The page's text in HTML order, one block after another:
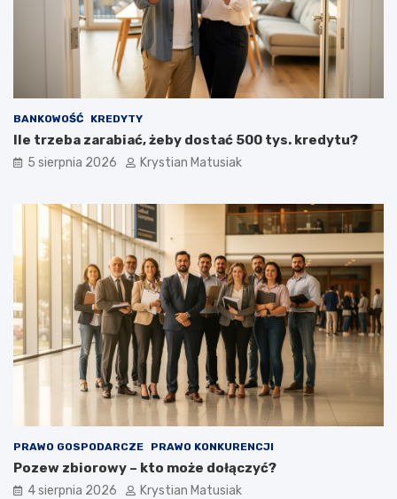
BANKOWOŚĆ KREDYTY
Ile trzeba zarabiać, żeby dostać 500 tys. kredytu?
5 sierpnia 2026 Krystian Matusiak
PRAWO GOSPODARCZE PRAWO KONKURENCJI
Pozew zbiorowy – kto może dołączyć?
4 sierpnia 2026 Krystian Matusiak